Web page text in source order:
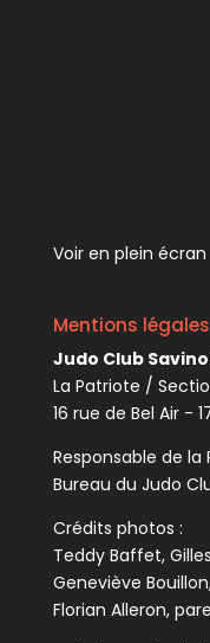
Voir en plein écran
Mentions légales
Judo Club
La Patriote /
16 rue de Bel Air -
Responsable de la
Bureau du Judo
Crédits photos :
Teddy Baffet,
Geneviève
Florian Alleron,